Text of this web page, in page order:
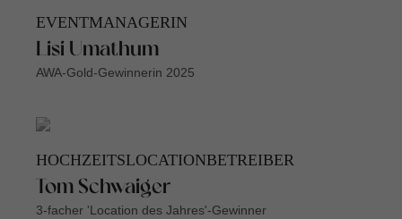
EVENTMANAGERIN
Lisi Umathum
AWA-Gold-Gewinnerin 2025
HOCHZEITSLOCATIONBETREIBER
Tom Schwaiger
3-facher 'Location des Jahres'-Gewinner